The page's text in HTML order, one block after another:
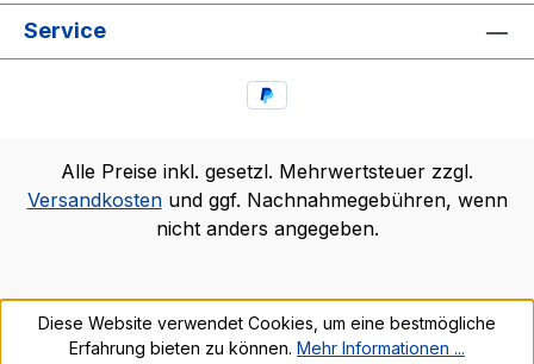
Service
Alle Preise inkl. gesetzl. Mehrwertsteuer zzgl.
Versandkostenund ggf. Nachnahmegebühren, wenn
nicht anders angegeben.
Diese Website verwendet Cookies, um eine bestmögliche
Erfahrung bieten zu können. Mehr Informationen ...